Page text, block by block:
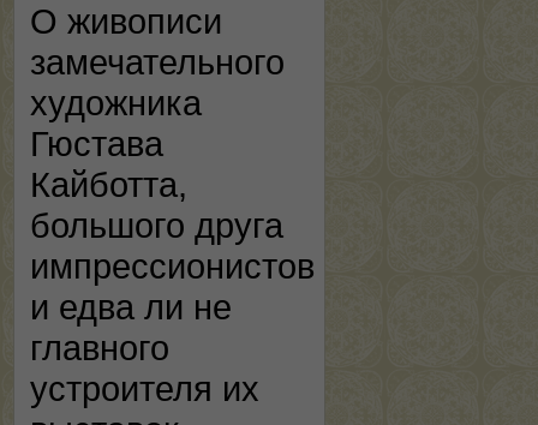
О живописи
замечательного
художника
Гюстава
Кайботта,
большого друга
импрессионистов
и едва ли не
главного
устроителя их